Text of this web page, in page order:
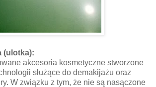
(ulotka):
akcesoria kosmetyczne stworzone
służące do demakijażu oraz
W związku z tym, że nie są nasączone